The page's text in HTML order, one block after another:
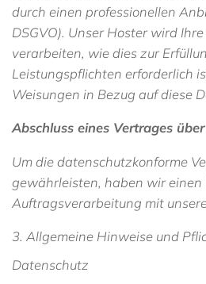
durch einen professionellen
DSGVO). Unser Hoster wird
verarbeiten, wie dies zur
Leistungspflichten erforderlich
Weisungen in Bezug auf diese
Abschluss eines Vertrages
Um die datenschutzkonforme
gewährleisten, haben wir einen
Auftragsverarbeitung mit
3. Allgemeine Hinweise und
Datenschutz